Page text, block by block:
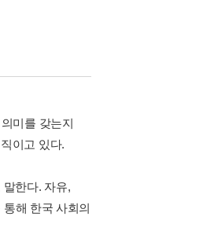
미를 갖는지
이고 있다.
한다. 자유,
해 한국 사회의